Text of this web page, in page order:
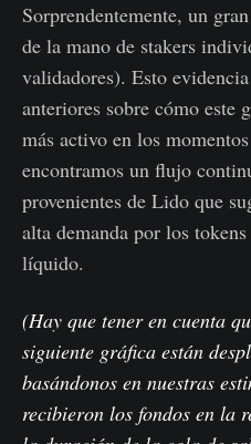
Sorprendentemente, un
de la mano de stakers
validadores). Esto
anteriores sobre cómo este
más activo en los
encontramos un flujo
provenientes de Lido que
alta demanda por los
líquido.
(Hay que tener en cuenta
siguiente gráfica están
basándonos en nuestras
recibieron los fondos en la